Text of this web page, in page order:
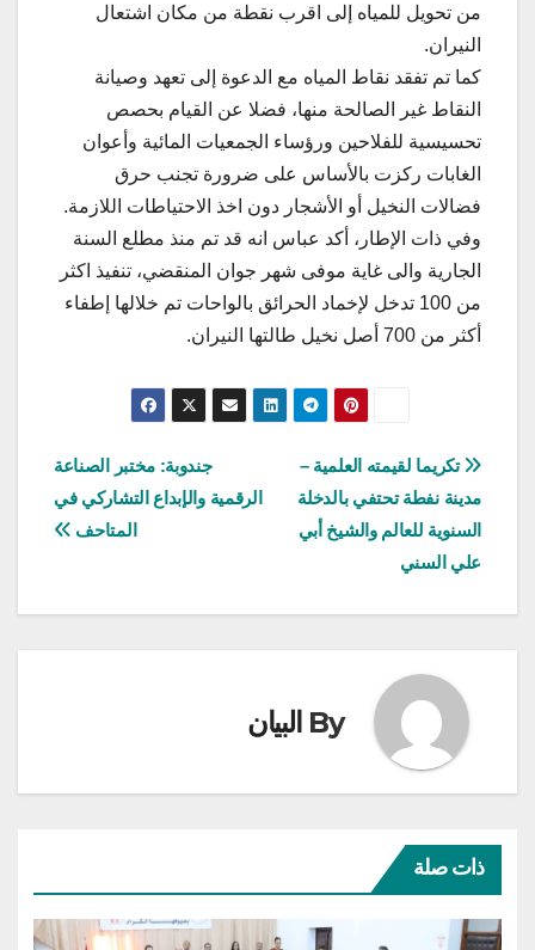
من تحويل للمياه إلى اقرب نقطة من مكان اشتعال
النيران.
كما تم تفقد نقاط المياه مع الدعوة إلى تعهد وصيانة
النقاط غير الصالحة منها، فضلا عن القيام بحصص
تحسيسية للفلاحين ورؤساء الجمعيات المائية وأعوان
الغابات ركزت بالأساس على ضرورة تجنب حرق
فضالات النخيل أو الأشجار دون اخذ الاحتياطات اللازمة.
وفي ذات الإطار، أكد عباس انه قد تم منذ مطلع السنة
الجارية والى غاية موفى شهر جوان المنقضي، تنفيذ اكثر
من 100 تدخل لإخماد الحرائق بالواحات تم خلالها إطفاء
أكثر من 700 أصل نخيل طالتها النيران.
تصفّح
المقالات
جندوبة: مختبر الصناعة
الرقمية والإبداع التشاركي في
المتاحف
تكريما لقيمته العلمية –
مدينة نفطة تحتفي بالدخلة
السنوية للعالم والشيخ أبي
علي السني
By البيان
ذات صلة